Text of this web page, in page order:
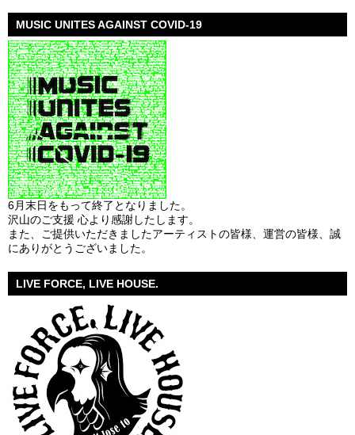
MUSIC UNITES AGAINST COVID-19
6月末日をもって終了となりました。
沢山のご支援 心より感謝したします。
また、ご提供いただきましたアーティストの皆様、運営の皆様、誠
にありがとうございました。
LIVE FORCE, LIVE HOUSE.